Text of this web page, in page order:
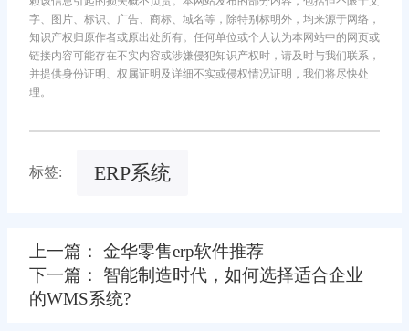
字、图片、标识、广告、商标、域名等，除特别标明外，均来源于网络，
知识产权归原作者或原出处所有。任何单位或个人认为本网站中的网页或
链接内容可能存在不实内容或涉嫌侵犯知识产权时，请及时与我们联系，
并提供身份证明、权属证明及详细不实或侵权情况证明，我们将尽快处
理。
标签: ERP系统
上一篇： 金华零售erp软件推荐
下一篇： 智能制造时代，如何选择适合企业
的WMS系统?